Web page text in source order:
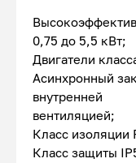
0,75 до 5,5 кВт;
Двигатели
Асинхронный
внутренней
вентиляцией;
Класс изоляции
Класс защиты